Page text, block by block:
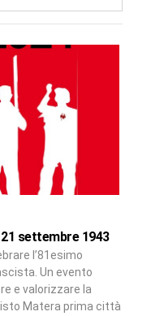
settembre 1943
l’81esimo
Un evento
e valorizzare la
Matera prima città